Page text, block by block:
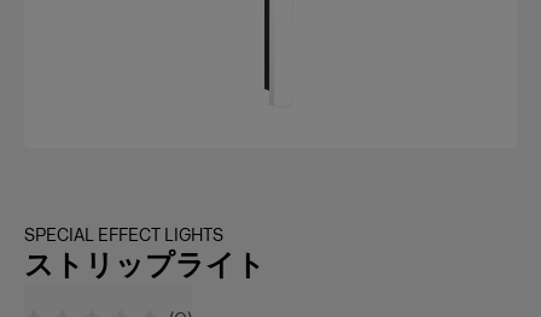
SPECIAL EFFECT LIGHTS
ストリップライト